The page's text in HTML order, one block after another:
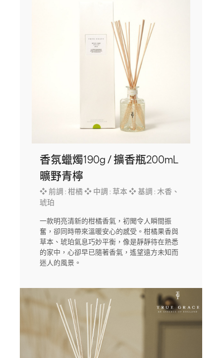
香氛蠟燭190g / 擴香瓶200mL
曠野青檸
❖ 前調 : 柑橘 ❖ 中調 : 草本 ❖ 基調 : 木香、
琥珀
一款明亮清新的柑橘香氣，初聞令人瞬間振
奮，卻同時帶來溫暖安心的感受。柑橘果香與
草本、琥珀氣息巧妙平衡，像是靜靜待在熟悉
的家中，心卻早已隨著香氣，遙望遠方未知而
迷人的風景。